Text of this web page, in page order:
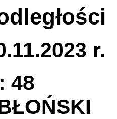
r.
48